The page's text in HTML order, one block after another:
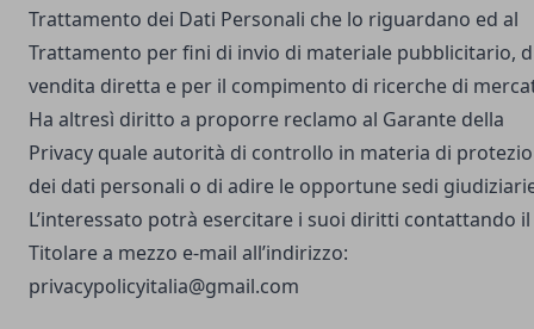
Trattamento dei Dati Personali che lo riguardano ed al
Trattamento per fini di invio di materiale pubblicitario,
vendita diretta e per il compimento di ricerche di
Ha altresì diritto a proporre reclamo al Garante della
Privacy quale autorità di controllo in materia di
dei dati personali o di adire le opportune sedi
L’interessato potrà esercitare i suoi diritti contattando il
Titolare a mezzo e-mail all’indirizzo:
privacypolicyitalia@gmail.com